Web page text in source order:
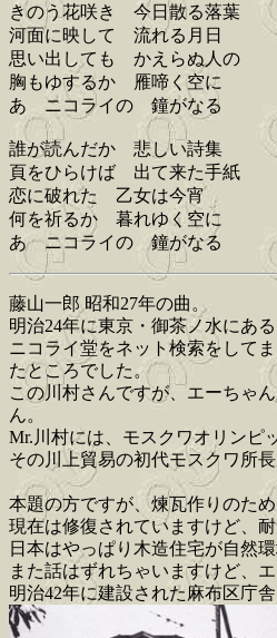
きのう花咲き 今日散る落葉
河面に映して 流れる月日
思い出しても かえらぬ人の
胸もゆするか 雁啼く空に
あゝニコライの 鐘がなる
誰が読んだか 悲しい詩集
頁をひらけば 出て来た手紙
恋に破れた 乙女は今宵
何を祈るか 暮れゆく空に
あゝニコライの 鐘がなる
藤山一郎 昭和27年の曲。
明治24年に東京・御茶ノ水にあ
ニコライ堂をネット検索をして
たところでした。
この川村さんですが、エーちゃ
ん。
Mr.川村には、モスクワオリンピ
その川上貿易の初代モスクワ所
本題の方ですが、煉瓦作りのた
現在は修復されていますけど、
日本はやっぱり木造住宅が自然
また話はずれちゃいますけど、
明治42年に建設された麻布区庁